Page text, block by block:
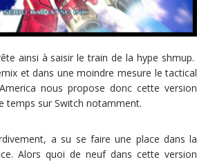
ainsi à saisir le train de la hype shmup.
et dans une moindre mesure le tactical
nous propose donc cette version
temps sur Switch notamment.
a su se faire une place dans la
Alors quoi de neuf dans cette version